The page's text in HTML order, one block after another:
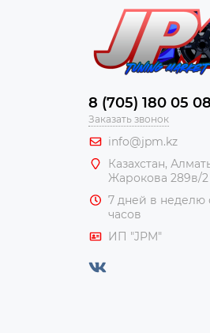
8 (705) 180 05
Заказать звонок
info@jpm.kz
Казахстан,
Жарокова 289в/2
7 дней в неделю
часов
ИП "JPM"